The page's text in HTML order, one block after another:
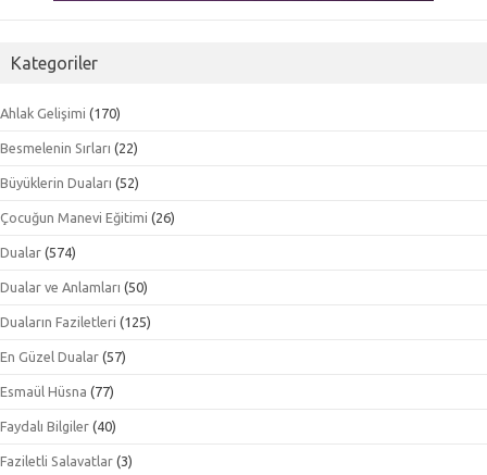
Kategoriler
Ahlak Gelişimi (170)
Besmelenin Sırları (22)
Büyüklerin Duaları (52)
Çocuğun Manevi Eğitimi (26)
Dualar (574)
Dualar ve Anlamları (50)
Duaların Faziletleri (125)
En Güzel Dualar (57)
Esmaül Hüsna (77)
Faydalı Bilgiler (40)
Faziletli Salavatlar (3)